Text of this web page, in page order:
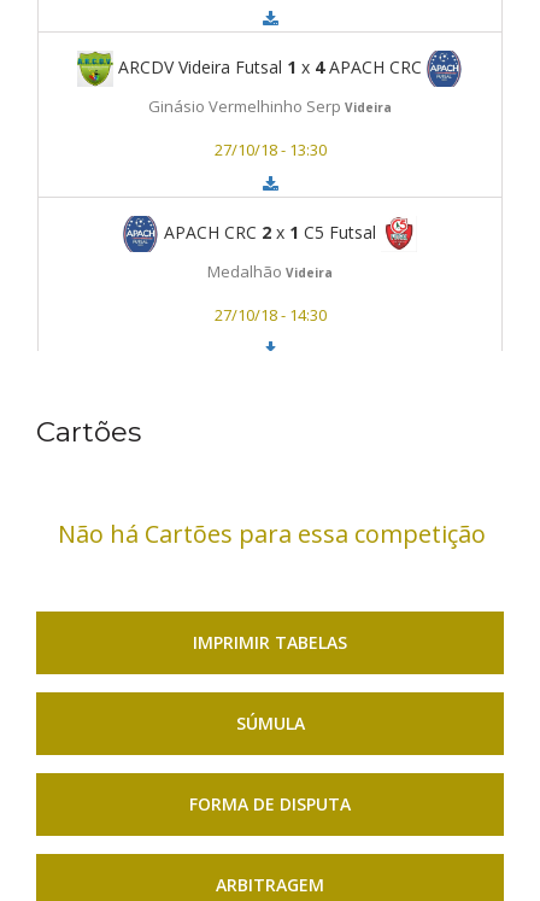
ARCDV Videira Futsal 1 x 4APACH CRC
Ginásio Vermelhinho Serp Videira
27/10/18 - 13:30
APACH CRC 2 x 1 C5 Futsal
Medalhão Videira
27/10/18 - 14:30
Cartões
Não há Cartões para essa competição
IMPRIMIR TABELAS
SÚMULA
FORMA DE DISPUTA
ARBITRAGEM